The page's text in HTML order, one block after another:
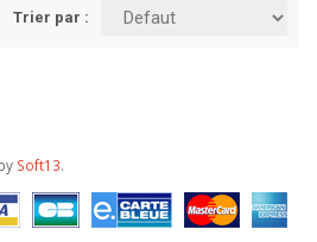
Trier par :
Soft13.